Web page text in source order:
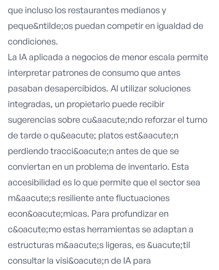
que incluso los restaurantes medianos y
peque&ntilde;os puedan competir en igualdad de
condiciones.
La IA aplicada a negocios de menor escala permite
interpretar patrones de consumo que antes
pasaban desapercibidos. Al utilizar soluciones
integradas, un propietario puede recibir
sugerencias sobre cu&aacute;ndo reforzar el turno
de tarde o qu&eacute; platos est&aacute;n
perdiendo tracci&oacute;n antes de que se
conviertan en un problema de inventario. Esta
accesibilidad es lo que permite que el sector sea
m&aacute;s resiliente ante fluctuaciones
econ&oacute;micas. Para profundizar en
c&oacute;mo estas herramientas se adaptan a
estructuras m&aacute;s ligeras, es &uacute;til
consultar la visi&oacute;n de IA para